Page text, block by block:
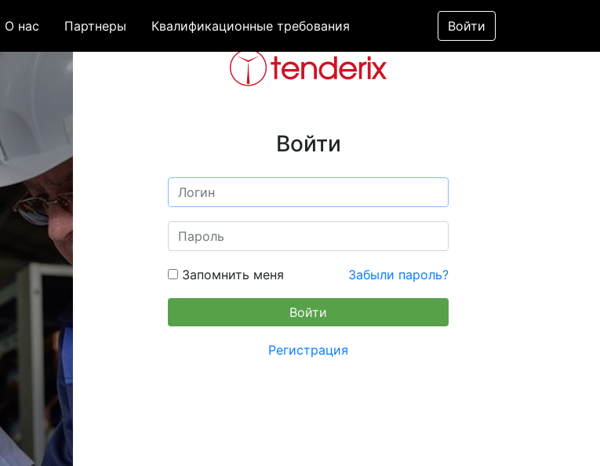
О нас Партнеры Квалификационные требования Войти
Войти
Запомнить меня Забыли пароль?
Регистрация